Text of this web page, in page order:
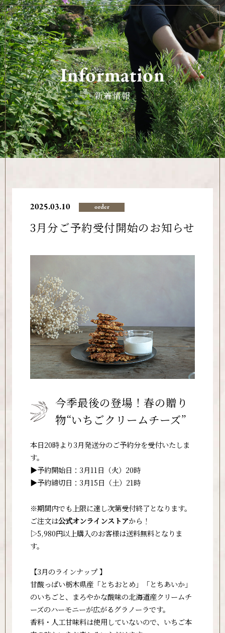
Information
新着情報
2025.03.10 order
3月分ご予約受付開始のお知らせ
今季最後の登場！春の贈り
物“いちごクリームチーズ”
本日20時より3月発送分のご予約分を受付いたしま
す。
▶︎予約開始日：3月11日（火）20時
▶︎予約締切日：3月15日（土）21時
※期間内でも上限に達し次第受付終了となります。
ご注文は公式オンラインストアから！
▷5,980円以上購入のお客様は送料無料となりま
す。
【3月のラインナップ 】
甘酸っぱい栃木県産「とちおとめ」「とちあいか」
のいちごと、まろやかな酸味の北海道産クリームチ
ーズのハーモニーが広がるグラノーラです。
香料・人工甘味料は使用していないので、いちご本